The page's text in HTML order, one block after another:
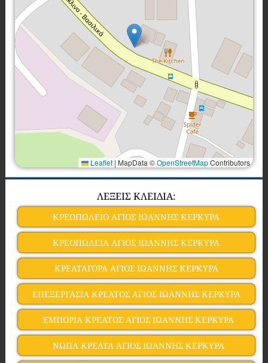
Leaflet | MapData ©OpenStreetMapContributors
ΛΕΞΕΙΣ ΚΛΕΙΔΙΑ:
ΚΡΕΟΠΩΛΕΙΟ ΑΓΙΟΣ ΙΩΑΝΝΗΣ ΚΕΡΚΥΡΑ
ΚΡΕΟΠΩΛΕΙΑ ΑΓΙΟΣ ΙΩΑΝΝΗΣ ΚΕΡΚΥΡΑ
ΚΡΕΑΤΑΓΟΡΑ ΑΓΙΟΣ ΙΩΑΝΝΗΣ ΚΕΡΚΥΡΑ
ΕΠΕΞΕΡΓΑΣΙΑ ΚΡΕΑΤΟΣ ΑΓΙΟΣ ΙΩΑΝΝΗΣ ΚΕΡΚΥΡΑ
ΕΜΠΟΡΙΑ ΚΡΕΑΤΟΣ ΑΓΙΟΣ ΙΩΑΝΝΗΣ ΚΕΡΚΥΡΑ
ΝΩΠΑ ΚΡΕΑΤΑ ΑΓΙΟΣ ΙΩΑΝΝΗΣ ΚΕΡΚΥΡΑ